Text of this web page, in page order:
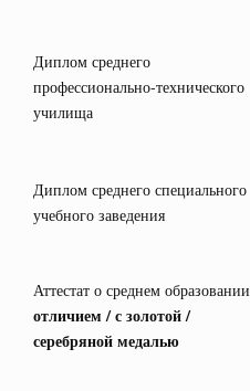
Диплом среднего
профессионально-технического
училища
Диплом среднего специального
учебного заведения
Аттестат о среднем образовании
отличием / с золотой /
серебряной медалью